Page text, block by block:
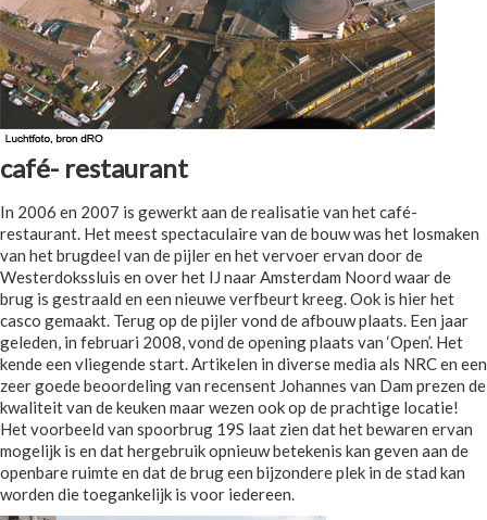
café- restaurant
In 2006 en 2007 is gewerkt aan de realisatie van het café-
restaurant. Het meest spectaculaire van de bouw was het losmaken
van het brugdeel van de pijler en het vervoer ervan door de
Westerdokssluis en over het IJ naar Amsterdam Noord waar de
brug is gestraald en een nieuwe verfbeurt kreeg. Ook is hier het
casco gemaakt. Terug op de pijler vond de afbouw plaats. Een jaar
geleden, in februari 2008, vond de opening plaats van ‘Open’. Het
kende een vliegende start. Artikelen in diverse media als NRC en een
zeer goede beoordeling van recensent Johannes van Dam prezen de
kwaliteit van de keuken maar wezen ook op de prachtige locatie!
Het voorbeeld van spoorbrug 19S laat zien dat het bewaren ervan
mogelijk is en dat hergebruik opnieuw betekenis kan geven aan de
openbare ruimte en dat de brug een bijzondere plek in de stad kan
worden die toegankelijk is voor iedereen.